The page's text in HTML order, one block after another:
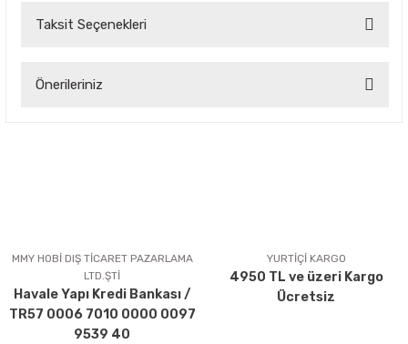
Taksit Seçenekleri
Önerileriniz
Ürün açıklamasında eksik bilgiler bulunuyor.
Ürün bilgilerinde hatalar bulunuyor.
Ürün fiyatı diğer sitelerden daha pahalı.
Bu ürüne benzer farklı alternatifler olmalı.
MMY HOBİ DIŞ TİCARET PAZARLAMA
LTD.ŞTİ
Havale Yapı Kredi Bankası /
TR57 0006 7010 0000 0097
9539 40
YURTİÇİ KARGO
4950 TL ve üzeri Kargo
Ücretsiz